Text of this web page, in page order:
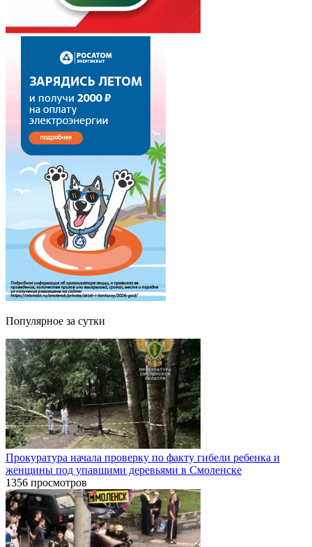
Популярное за сутки
Прокуратура начала проверку по факту гибели ребенка и
женщины под упавшими деревьями в Смоленске
1356 просмотров